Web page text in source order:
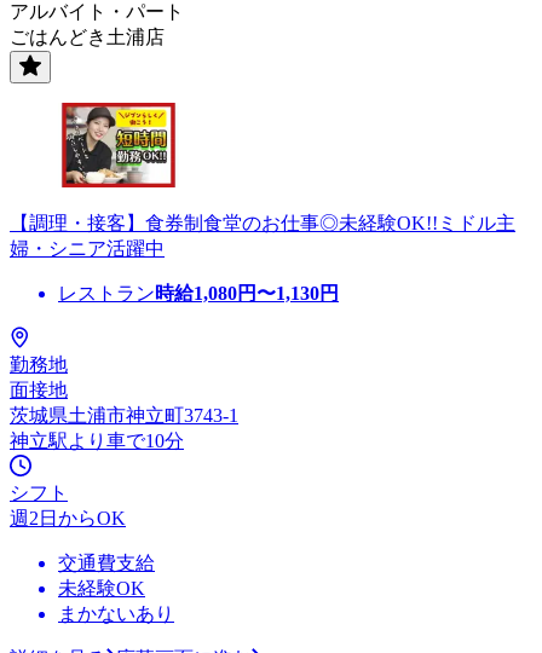
アルバイト・パート
ごはんどき土浦店
【調理・接客】食券制食堂のお仕事◎未経験OK!!ミドル主
婦・シニア活躍中
レストラン時給1,080円〜1,130円
勤務地
面接地
茨城県土浦市神立町3743-1
神立駅より車で10分
シフト
週2日からOK
交通費支給
未経験OK
まかないあり